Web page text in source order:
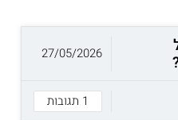
1 תגובות
27/05/2026